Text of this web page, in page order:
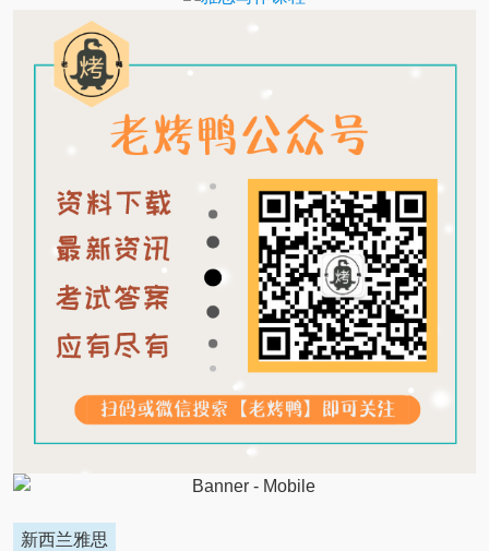
新西兰雅思